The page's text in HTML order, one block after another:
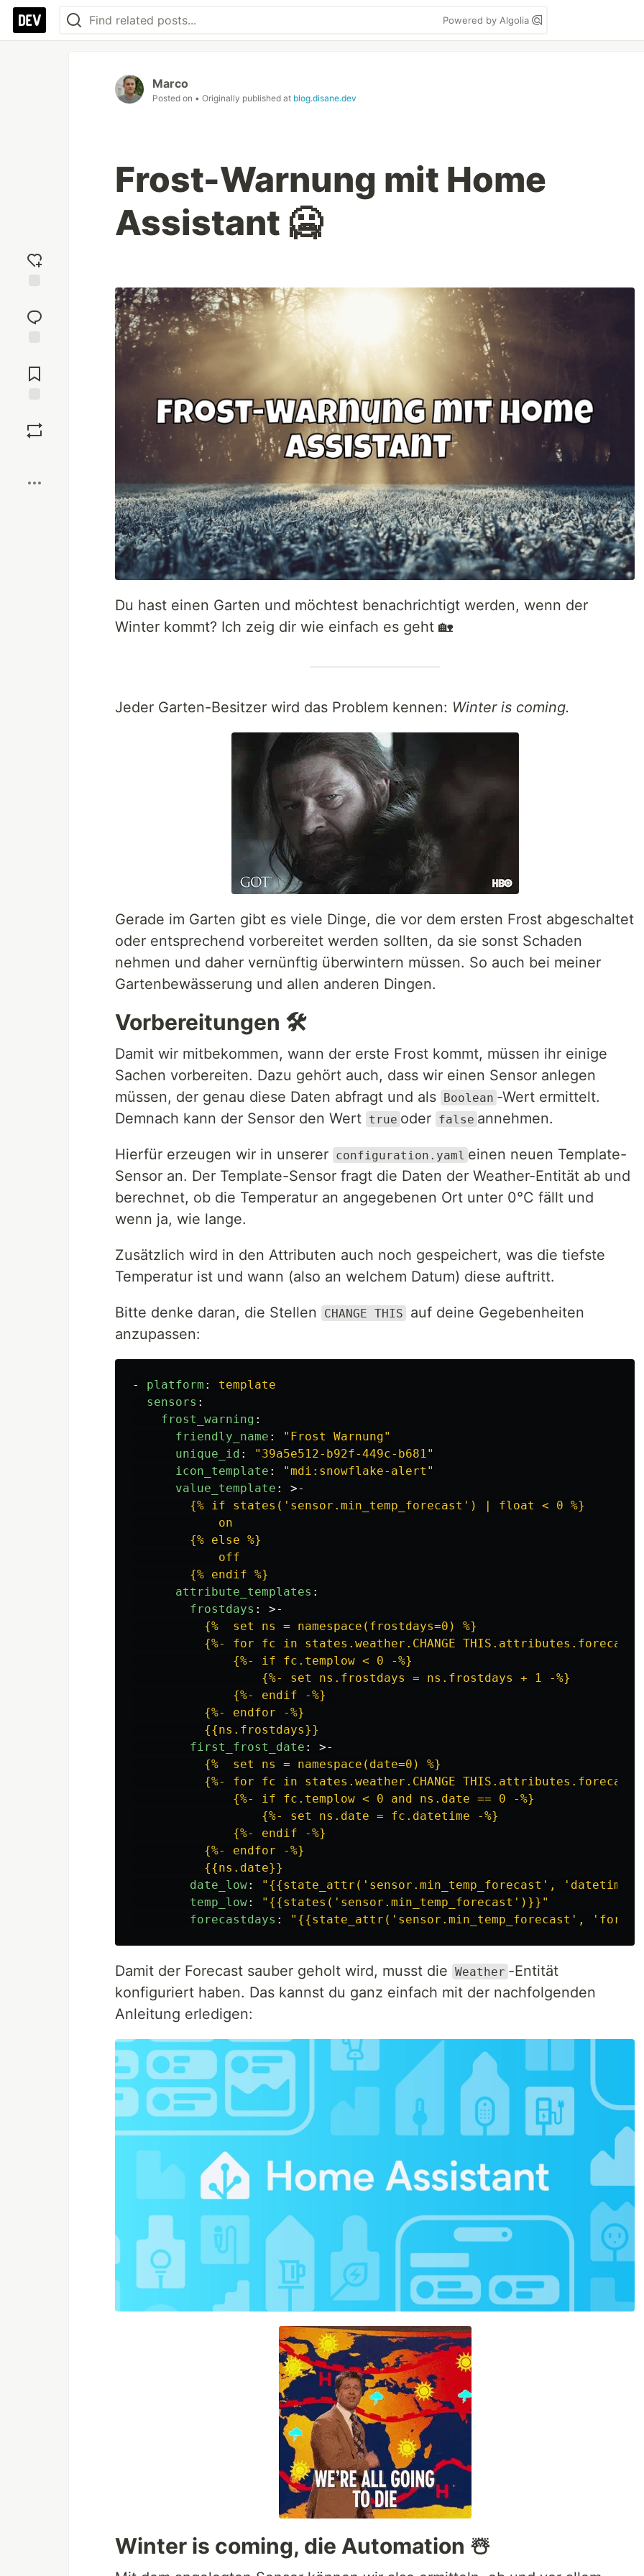
Powered by Algolia
reaction
Comments
Marco
Posted on • Originally published at blog.disane.dev
Frost-Warnung mit Home
Assistant 🥶
Du hast einen Garten und möchtest benachrichtigt werden, wenn der
Winter kommt? Ich zeig dir wie einfach es geht 🏡
Jeder Garten-Besitzer wird das Problem kennen: Winter is coming.
Gerade im Garten gibt es viele Dinge, die vor dem ersten Frost abgeschaltet
oder entsprechend vorbereitet werden sollten, da sie sonst Schaden
nehmen und daher vernünftig überwintern müssen. So auch bei meiner
Gartenbewässerung und allen anderen Dingen.
Vorbereitungen 🛠️
Damit wir mitbekommen, wann der erste Frost kommt, müssen ihr einige
Sachen vorbereiten. Dazu gehört auch, dass wir einen Sensor anlegen
müssen, der genau diese Daten abfragt und als Boolean -Wert ermittelt.
Demnach kann der Sensor den Wert true oder false annehmen.
Hierfür erzeugen wir in unserer configuration.yaml einen neuen Template-
Sensor an. Der Template-Sensor fragt die Daten der Weather-Entität ab und
berechnet, ob die Temperatur an angegebenen Ort unter 0°C fällt und
wenn ja, wie lange.
Zusätzlich wird in den Attributen auch noch gespeichert, was die tiefste
Temperatur ist und wann (also an welchem Datum) diese auftritt.
Bitte denke daran, die Stellen CHANGE THIS
auf deine Gegebenheiten
anzupassen:
- platform :
template
sensors :
frost_warning :
friendly_name : " Frost
Warnung"
unique_id : " 39a5e512-b92f-449c-b681"
icon_template : "mdi:snowflake-alert"
value_template :
>-
{% if states('sensor.min_temp_forecast') | float < 0 %}
on
{% else %}
off
{% endif %}
attribute_templates :
frostdays :
>-
{%  set ns = namespace(frostdays=0) %}
{%- for fc in states.weather.CHANGE THIS.attributes.forecast -
{%- if fc.templow < 0 -%}
{%- set ns.frostdays = ns.frostdays + 1 -%}
{%- endif -%}
{%- endfor -%}
{{ns.frostdays}}
first_frost_date :
>-
{%  set ns = namespace(date=0) %}
{%- for fc in states.weather.CHANGE THIS.attributes.forecast -
{%- if fc.templow < 0 and ns.date == 0 -%}
{%- set ns.date = fc.datetime -%}
{%- endif -%}
{%- endfor -%}
{{ns.date}}
date_low: " {{state_attr('sensor.min_temp_forecast',
temp_low: " {{states('sensor.min_temp_forecast')}}"
forecastdays : " {{state_attr('sensor.min_temp_forecast',
Damit der Forecast sauber geholt wird, musst die Weather -Entität
konfiguriert haben. Das kannst du ganz einfach mit der nachfolgenden
Anleitung erledigen:
Winter is coming, die Automation ☃️